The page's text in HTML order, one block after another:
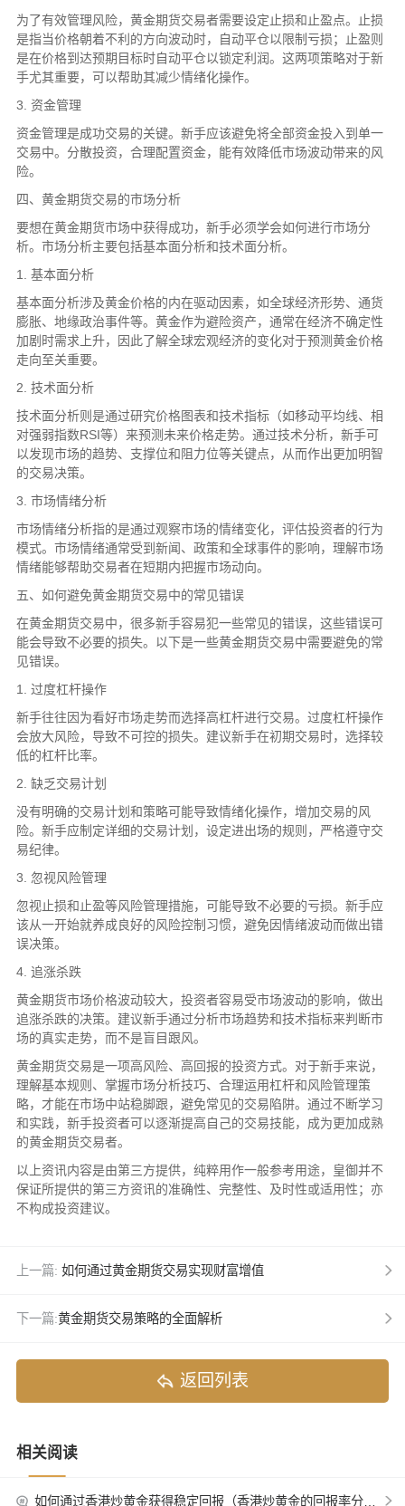
为了有效管理风险，黄金期货交易者需要设定止损和止盈点。止损
是指当价格朝着不利的方向波动时，自动平仓以限制亏损；止盈则
是在价格到达预期目标时自动平仓以锁定利润。这两项策略对于新
手尤其重要，可以帮助其减少情绪化操作。
3. 资金管理
资金管理是成功交易的关键。新手应该避免将全部资金投入到单一
交易中。分散投资，合理配置资金，能有效降低市场波动带来的风
险。
四、黄金期货交易的市场分析
要想在黄金期货市场中获得成功，新手必须学会如何进行市场分
析。市场分析主要包括基本面分析和技术面分析。
1. 基本面分析
基本面分析涉及黄金价格的内在驱动因素，如全球经济形势、通货
膨胀、地缘政治事件等。黄金作为避险资产，通常在经济不确定性
加剧时需求上升，因此了解全球宏观经济的变化对于预测黄金价格
走向至关重要。
2. 技术面分析
技术面分析则是通过研究价格图表和技术指标（如移动平均线、相
对强弱指数RSI等）来预测未来价格走势。通过技术分析，新手可
以发现市场的趋势、支撑位和阻力位等关键点，从而作出更加明智
的交易决策。
3. 市场情绪分析
市场情绪分析指的是通过观察市场的情绪变化，评估投资者的行为
模式。市场情绪通常受到新闻、政策和全球事件的影响，理解市场
情绪能够帮助交易者在短期内把握市场动向。
五、如何避免黄金期货交易中的常见错误
在黄金期货交易中，很多新手容易犯一些常见的错误，这些错误可
能会导致不必要的损失。以下是一些黄金期货交易中需要避免的常
见错误。
1. 过度杠杆操作
新手往往因为看好市场走势而选择高杠杆进行交易。过度杠杆操作
会放大风险，导致不可控的损失。建议新手在初期交易时，选择较
低的杠杆比率。
2. 缺乏交易计划
没有明确的交易计划和策略可能导致情绪化操作，增加交易的风
险。新手应制定详细的交易计划，设定进出场的规则，严格遵守交
易纪律。
3. 忽视风险管理
忽视止损和止盈等风险管理措施，可能导致不必要的亏损。新手应
该从一开始就养成良好的风险控制习惯，避免因情绪波动而做出错
误决策。
4. 追涨杀跌
黄金期货市场价格波动较大，投资者容易受市场波动的影响，做出
追涨杀跌的决策。建议新手通过分析市场趋势和技术指标来判断市
场的真实走势，而不是盲目跟风。
黄金期货交易是一项高风险、高回报的投资方式。对于新手来说，
理解基本规则、掌握市场分析技巧、合理运用杠杆和风险管理策
略，才能在市场中站稳脚跟，避免常见的交易陷阱。通过不断学习
和实践，新手投资者可以逐渐提高自己的交易技能，成为更加成熟
的黄金期货交易者。
以上资讯内容是由第三方提供，纯粹用作一般参考用途，皇御并不
保证所提供的第三方资讯的准确性、完整性、及时性或适用性；亦
不构成投资建议。
上一篇: 如何通过黄金期货交易实现财富增值
下一篇:​黄金期货交易策略的全面解析
返回列表
相关阅读
如何通过香港炒黄金获得稳定回报（香港炒黄金的回报率分析）